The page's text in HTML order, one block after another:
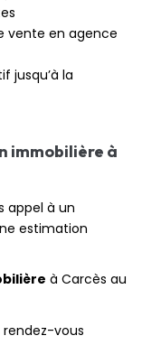
vente en agence
jusqu’à la
immobilière à
appel à un
estimation
à Carcès au
rendez-vous